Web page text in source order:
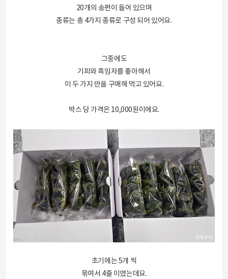
20개의 송편이 들어 있으며
종류는 총 4가지 종류로 구성 되어 있어요.
그중에도
기피와 흑임자를 좋아해서
이 두 가지 만을 구매해 먹고 있어요.
박스 당 가격은 10,000원이에요.
초기에는 5개 씩
묶여서 4줄 이였는데요.